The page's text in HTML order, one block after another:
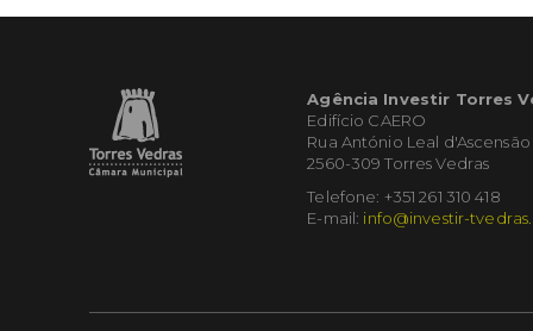
Agência Investir Torres
Edifício CAERO
Rua António Leal d'Ascensão
2560-309 Torres Vedras
Telefone: +351 261 310 418
E-mail: info@investir-